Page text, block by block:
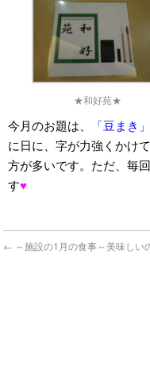
★和好苑★
今月のお題は、 「豆まき
に日に、字が力強くかけ
方が多いです。ただ、毎
す♥
← ～施設の1月の食事～美味し